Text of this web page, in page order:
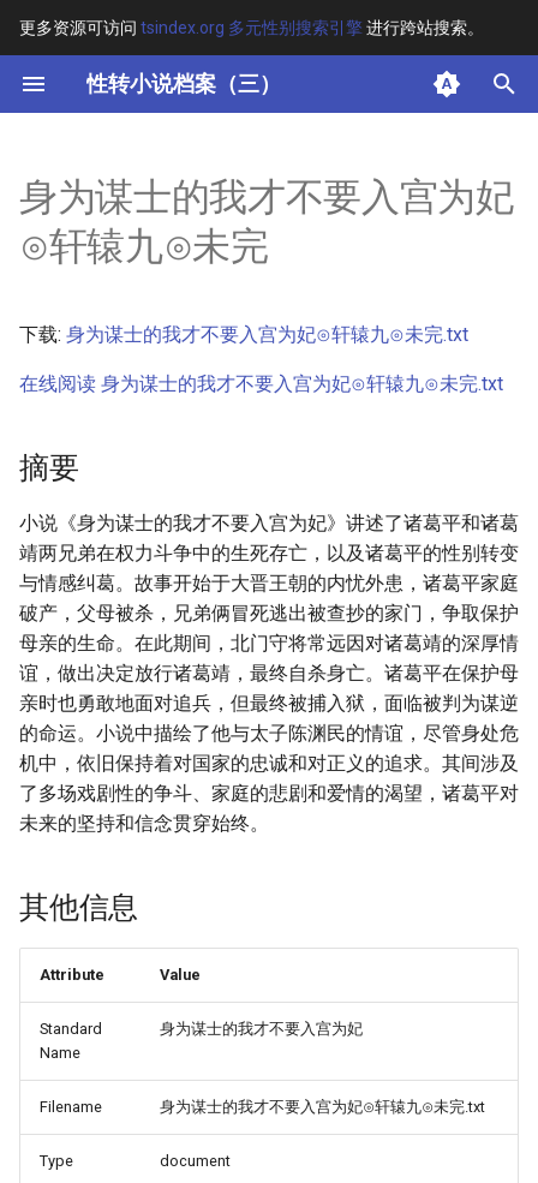
更多资源可访问 tsindex.org 多元性别搜索引擎进行跨站搜索。
性转小说档案（三）
键
开
始
索
其他信息
身为谋士的我才不要入宫为妃
⊙轩辕九⊙未完
下载: 身为谋士的我才不要入宫为妃⊙轩辕九⊙未完.txt
在线阅读 身为谋士的我才不要入宫为妃⊙轩辕九⊙未完.txt
摘要
小说《身为谋士的我才不要入宫为妃》讲述了诸葛平和诸葛
靖两兄弟在权力斗争中的生死存亡，以及诸葛平的性别转变
与情感纠葛。故事开始于大晋王朝的内忧外患，诸葛平家庭
破产，父母被杀，兄弟俩冒死逃出被查抄的家门，争取保护
母亲的生命。在此期间，北门守将常远因对诸葛靖的深厚情
谊，做出决定放行诸葛靖，最终自杀身亡。诸葛平在保护母
亲时也勇敢地面对追兵，但最终被捕入狱，面临被判为谋逆
的命运。小说中描绘了他与太子陈渊民的情谊，尽管身处危
机中，依旧保持着对国家的忠诚和对正义的追求。其间涉及
了多场戏剧性的争斗、家庭的悲剧和爱情的渴望，诸葛平对
未来的坚持和信念贯穿始终。
其他信息
Attribute Value
Standard
Name
身为谋士的我才不要入宫为妃
Filename 身为谋士的我才不要入宫为妃⊙轩辕九⊙未完.txt
Type document